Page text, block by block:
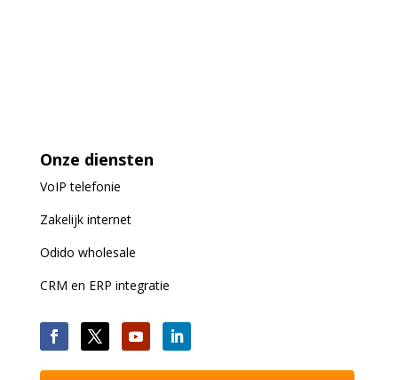
Onze diensten
VoIPtelefonie
Zakelijk internet
Odido wholesale
CRM en ERP integratie